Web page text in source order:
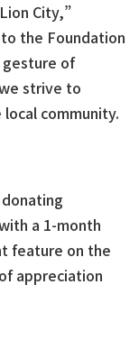
City,”
the Foundation
gesture of
strive to
community.
a 1-month
feature on the
appreciation